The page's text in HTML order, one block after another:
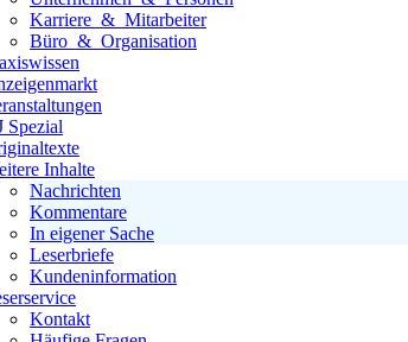
Karriere & Mitarbeiter
Büro & Organisation
Spezial
Inhalte
Nachrichten
Kommentare
In eigener Sache
Leserbriefe
Kundeninformation
Kontakt